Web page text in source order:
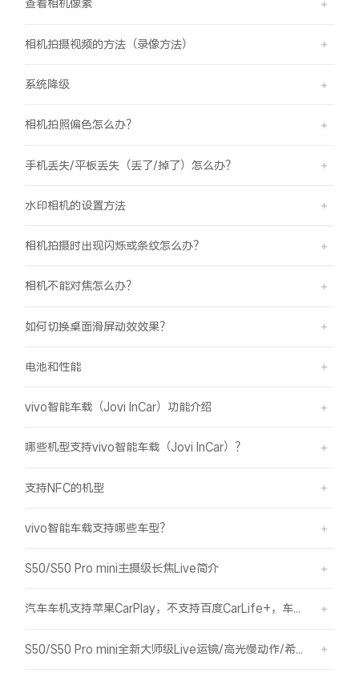
查看相机像素
相机拍摄视频的方法（录像方法）
系统降级
相机拍照偏色怎么办？
手机丢失/平板丢失（丢了/掉了）怎么办？
水印相机的设置方法
相机拍摄时出现闪烁或条纹怎么办？
相机不能对焦怎么办？
如何切换桌面滑屏动效效果？
电池和性能
vivo智能车载（Jovi InCar）功能介绍
哪些机型支持vivo智能车载（Jovi InCar）？
支持NFC的机型
vivo智能车载支持哪些车型？
S50/S50 Pro mini主摄级长焦Live简介
汽车车机支持苹果CarPlay，不支持百度CarLife+，车机能否使用vivo智能车载？